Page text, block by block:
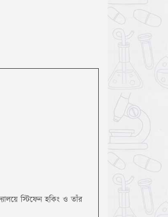
স্টিফেন হকিং ও তাঁর